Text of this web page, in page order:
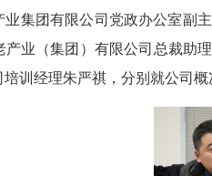
业集团有限公司党政办公室副
产业（集团）有限公司 总裁助
培训经理朱严祺 ， 分别就公司